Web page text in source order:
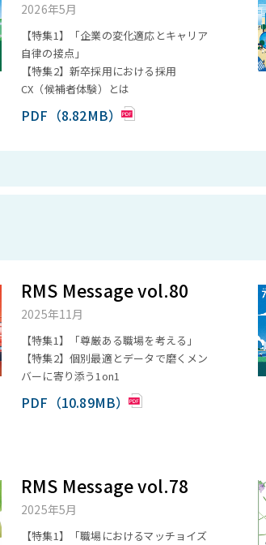
2026年5月
【特集1】「企業の変化適応とキャリア
自律の接点」
【特集2】新卒採用における採用
CX（候補者体験）とは
PDF（8.82MB）
RMS Message vol.80
2025年11月
【特集1】「尊厳ある職場を考える」
【特集2】個別最適とデータで磨くメン
バーに寄り添う1on1
PDF（10.89MB）
RMS Message vol.78
2025年5月
【特集1】「職場におけるマッチョイズ